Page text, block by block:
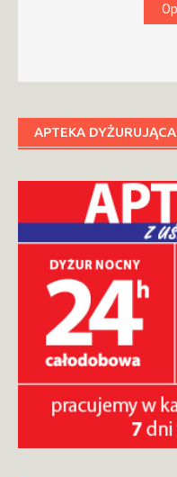
APTEKA DYŻURUJĄCA